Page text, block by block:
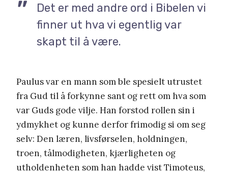
Det er med andre ord i Bibelen vi
finner ut hva vi egentlig var
skapt til å være.
Paulus var en mann som ble spesielt utrustet
fra Gud til å forkynne sant og rett om hva som
var Guds gode vilje. Han forstod rollen sin i
ydmykhet og kunne derfor frimodig si om seg
selv: Den læren, livsførselen, holdningen,
troen, tålmodigheten, kjærligheten og
utholdenheten som han hadde vist Timoteus,